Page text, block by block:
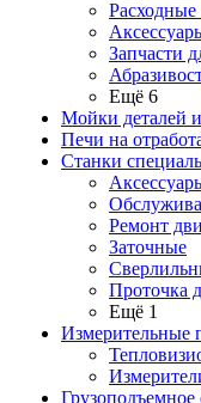
Расходные
Запчасти
Ещё 6
Мойки деталей и
Печи на
Станки
Ремонт
Заточные
Проточка
Ещё 1
Измерительные
Грузоподъемное